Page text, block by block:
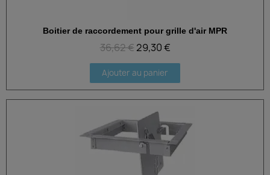
Aperçu rapide
Boitier de raccordement pour grille d'air MPR
36,62 € 29,30 €
Ajouter au panier